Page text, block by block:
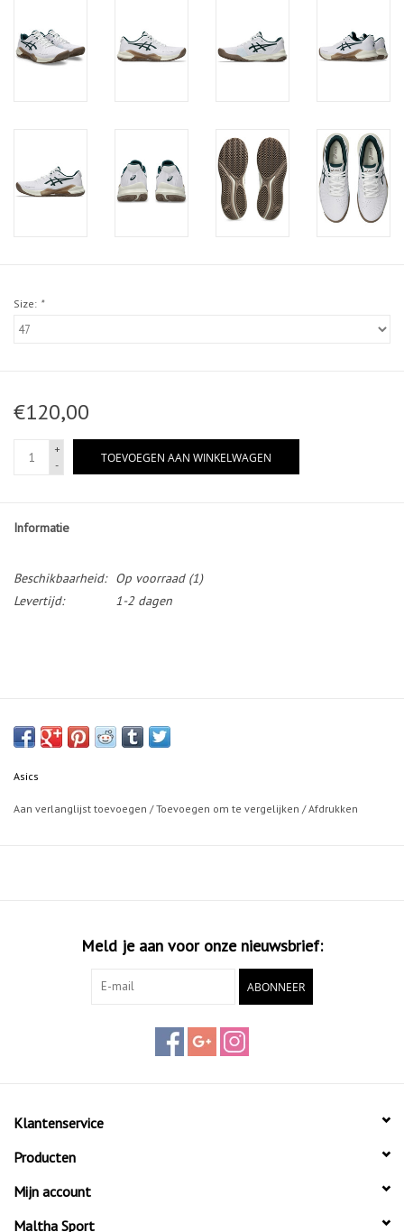
Size: *
€120,00
+
-
TOEVOEGEN AAN WINKELWAGEN
Informatie
Beschikbaarheid: Op voorraad(1)
Levertijd:
1-2 dagen
Asics
Aan verlanglijst toevoegen /Toevoegen om te vergelijken /Afdrukken
Meld je aan voor onze nieuwsbrief:
ABONNEER
Klantenservice
Producten
Mijn account
Maltha Sport